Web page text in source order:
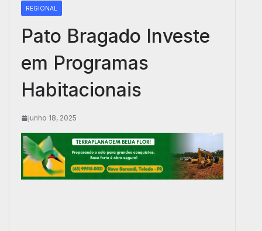
REGIONAL
Pato Bragado Investe
em Programas
Habitacionais
junho 18, 2025